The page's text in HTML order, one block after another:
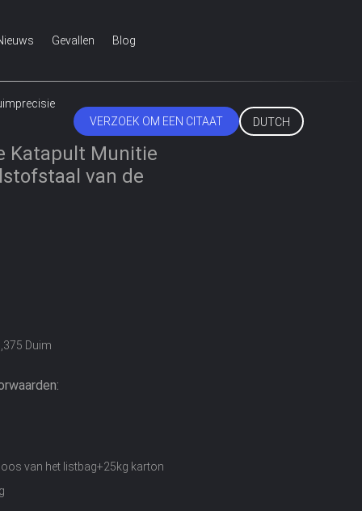
Gevallen Blog
VERZOEK OM EEN CITAAT DUTCH
Katapult Munitie
van de
Duim
van het listbag+25kg karton